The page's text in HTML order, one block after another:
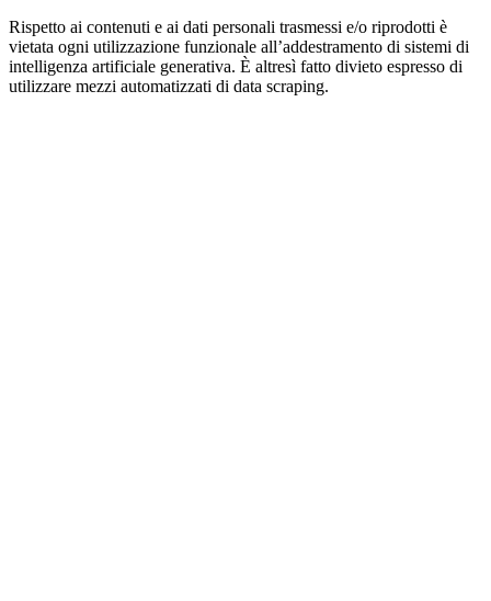
Rispetto ai contenuti e ai dati personali trasmessi e/o riprodotti è
vietata ogni utilizzazione funzionale all’addestramento di sistemi di
intelligenza artificiale generativa. È altresì fatto divieto espresso di
utilizzare mezzi automatizzati di data scraping.